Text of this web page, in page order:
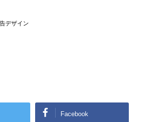
デザイン
Facebook